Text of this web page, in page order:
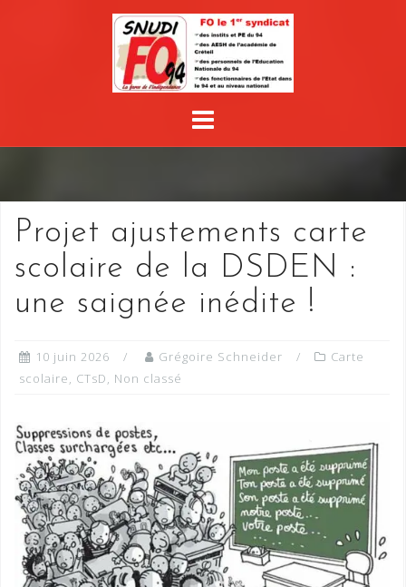
Projet ajustements carte
scolaire de la DSDEN :
une saignée inédite !
10 juin 2026 Grégoire Schneider
Carte
scolaire, CTsD, Non classé